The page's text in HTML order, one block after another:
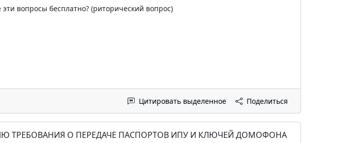
вопросы бесплатно? (риторический вопрос)
Цитировать выделенное Поделиться
ТРЕБОВАНИЯ О ПЕРЕДАЧЕ ПАСПОРТОВ ИПУ И КЛЮЧЕЙ ДОМОФОНА